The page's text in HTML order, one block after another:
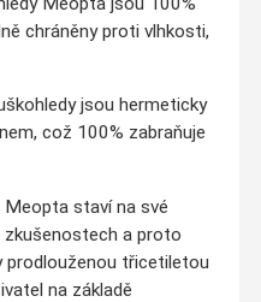
chráněny proti vlhkosti,
jsou hermeticky
což 100% zabraňuje
staví na své
a proto
prodlouženou třicetiletou
na základě